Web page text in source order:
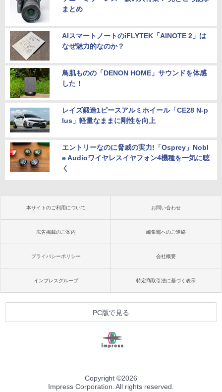
まとめ
AIスマートノートのiFLYTEK「AINOTE 2」は
なぜ魅力的なのか？
鳥肌ものの「DENON HOME」サウンドを体感
した！
レイズ鍛造1ピースアルミホイール「CE28 N-p
lus」軽量なままに剛性を向上
エントリーなのに脅威の実力!「Osprey」Nobl
e Audioワイヤレスイヤフォン4機種を一気に聴
く
本サイトのご利用について お問い合わせ
広告掲載のご案内 編集部へのご連絡
プライバシーポリシー 会社概要
インプレスグループ 特定商取引法に基づく表示
PC版で見る
Copyright ©2026
Impress Corporation. All rights reserved.